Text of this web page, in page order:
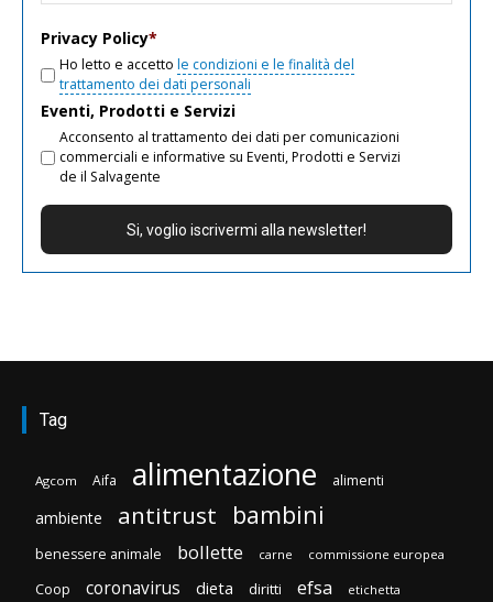
Privacy Policy*
Ho letto e accetto le condizioni e le finalità del
trattamento dei dati personali
Eventi, Prodotti e Servizi
Acconsento al trattamento dei dati per comunicazioni
commerciali e informative su Eventi, Prodotti e Servizi
de il Salvagente
Tag
Agcom Aifa alimentazione alimenti
ambiente antitrust bambini
benessere animale bollette carne commissione europea
Coop coronavirus dieta diritti efsa etichetta